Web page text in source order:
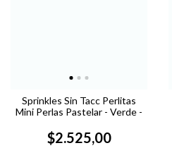
Sprinkles Sin Tacc Perlitas
Mini Perlas Pastelar - Verde -
$2.525,00